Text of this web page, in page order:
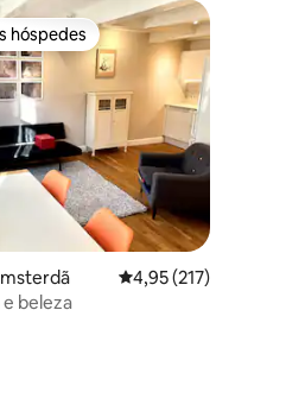
5, 366 avaliações
preferidos dos hóspedes
hóspedes
4,95 de uma avaliação
4,95 (217)
e beleza